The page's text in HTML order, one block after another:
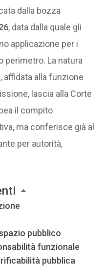
dalla bozza
, data dalla quale gli
applicazione per i
perimetro. La natura
affidata alla funzione
lascia alla Corte
il compito
ma conferisce già al
per autorità,
pubblico
funzionale
pubblica